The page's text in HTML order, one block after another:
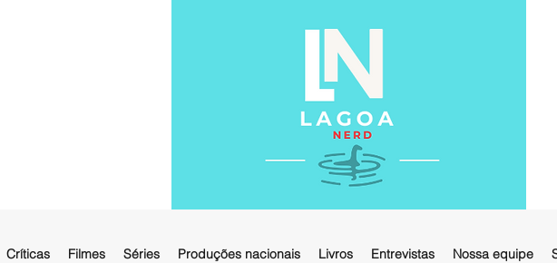
Críticas Filmes Séries Produções nacionais Livros Entrevistas Nossa equipe